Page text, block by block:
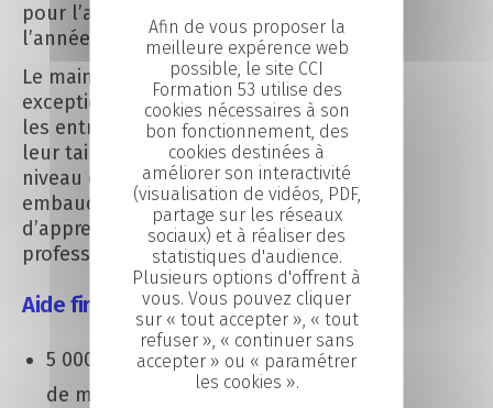
pour l’alternance jusqu’à la fin de
l’année 2021.
Le maintien de cette prime
exceptionnelle concerne toutes
les entreprises, quelle que soit
leur taille et quel que soit le
niveau d’études des jeunes
embauchés, pour des contrats
d’apprentissage ou de
professionnalisation.
Aide financière de :
5 000 euros pour un apprenti
de moins de 18 ans
Afin de vous proposer la
meilleure expérence web
possible, le site CCI
Formation 53 utilise des
cookies nécessaires à son
bon fonctionnement, des
cookies destinées à
améliorer son interactivité
(visualisation de vidéos, PDF,
partage sur les réseaux
sociaux) et à réaliser des
statistiques d'audience.
Plusieurs options d'offrent à
vous. Vous pouvez cliquer
sur « tout accepter », « tout
refuser », « continuer sans
accepter » ou « paramétrer
les cookies ».